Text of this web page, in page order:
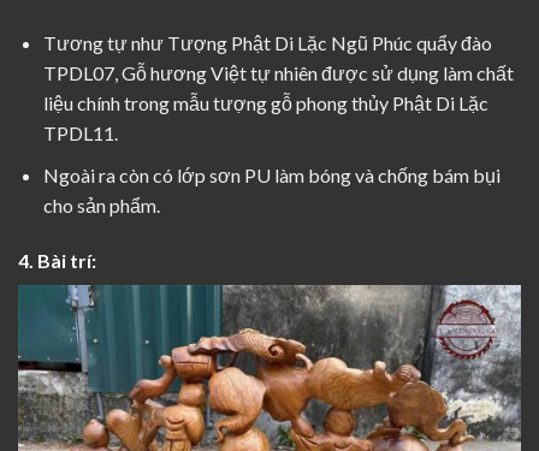
Tương tự như Tượng Phật Di Lặc Ngũ Phúc quẩy đào
TPDL07, Gỗ hương Việt tự nhiên được sử dụng làm chất
liệu chính trong mẫutượng gỗ phong thủyPhật Di Lặc
TPDL11.
Ngoài ra còn có lớp sơn PU làm bóng và chống bám bụi
cho sản phẩm.
4. Bài trí: